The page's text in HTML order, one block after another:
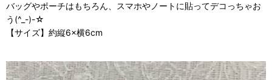
バッグやポーチはもちろん、スマホやノートに貼ってデコっちゃお
う(^_-)-☆
【サイズ】約縦6×横6cm